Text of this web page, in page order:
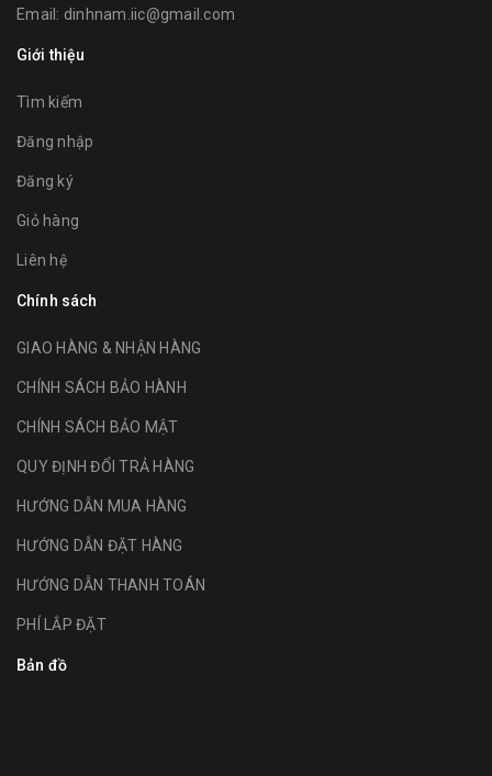
Email: dinhnam.iic@gmail.com
Giới thiệu
Tìm kiếm
Đăng nhập
Đăng ký
Giỏ hàng
Liên hệ
Chính sách
GIAO HÀNG & NHẬN HÀNG
CHÍNH SÁCH BẢO HÀNH
CHÍNH SÁCH BẢO MẬT
QUY ĐỊNH ĐỔI TRẢ HÀNG
HƯỚNG DẪN MUA HÀNG
HƯỚNG DẪN ĐẶT HÀNG
HƯỚNG DẪN THANH TOÁN
PHÍ LẮP ĐẶT
Bản đồ